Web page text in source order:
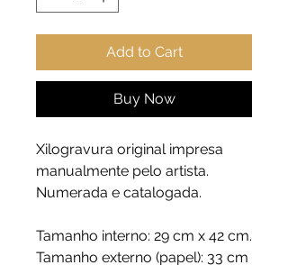
Add to Cart
Buy Now
Xilogravura original impresa
manualmente pelo artista.
Numerada e catalogada.
Tamanho interno: 29 cm x 42 cm.
Tamanho externo (papel): 33 cm